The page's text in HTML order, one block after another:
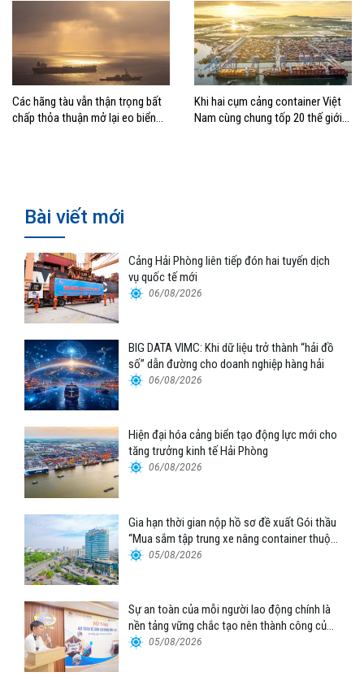
Các hãng tàu vẫn thận trọng bất
chấp thỏa thuận mở lại eo biển
Khi hai cụm cảng container Việt
Nam cùng chung tốp 20 thế giới
Bài viết mới
Cảng Hải Phòng liên tiếp đón hai tuyến dịch
vụ quốc tế mới
06/08/2026
BIG DATA VIMC: Khi dữ liệu trở thành “hải đồ
số” dẫn đường cho doanh nghiệp hàng hải
06/08/2026
Hiện đại hóa cảng biển tạo động lực mới cho
tăng trưởng kinh tế Hải Phòng
06/08/2026
Gia hạn thời gian nộp hồ sơ đề xuất Gói thầu
“Mua sắm tập trung xe nâng container thuộc
Tổng công ty Hàng hải Việt Nam – CTCP”
05/08/2026
Sự an toàn của mỗi người lao động chính là
nền tảng vững chắc tạo nên thành công của
Cảng Đà Nẵng
05/08/2026